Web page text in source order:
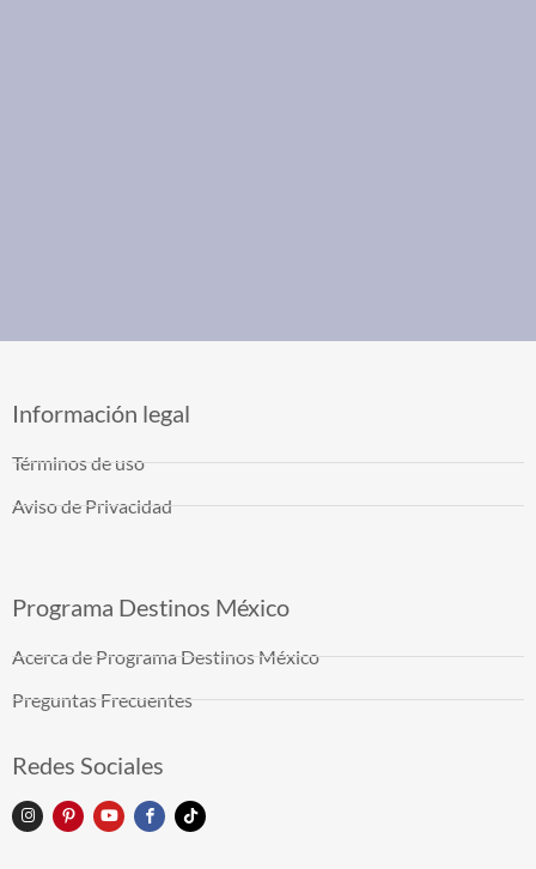
Información legal
Términos de uso
Aviso de Privacidad
Programa Destinos México
Acerca de Programa Destinos México
Preguntas Frecuentes
Redes Sociales